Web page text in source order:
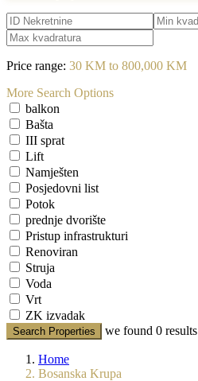
Price range: 30 KM to 800,000 KM
More Search Options
balkon
Bašta
III sprat
Lift
Namješten
Posjedovni list
Potok
prednje dvorište
Pristup infrastrukturi
Renoviran
Struja
Voda
Vrt
ZK izvadak
Search Properties we found 0 results
Home
Bosanska Krupa